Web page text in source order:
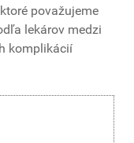
považujeme
lekárov medzi
komplikácií